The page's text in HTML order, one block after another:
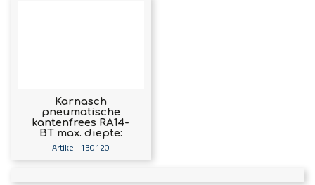
Karnasch
pneumatische
kantenfrees RA14-
BT max. diepte:
12mm art. 130120
Artikel: 130120